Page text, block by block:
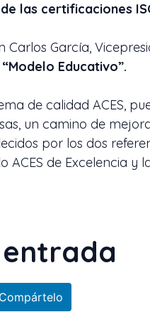
las certificaciones
Carlos García,
“Modelo Educativo”.
de calidad ACES,
un camino de
por los dos
ACES de Excelencia y
Compártelo